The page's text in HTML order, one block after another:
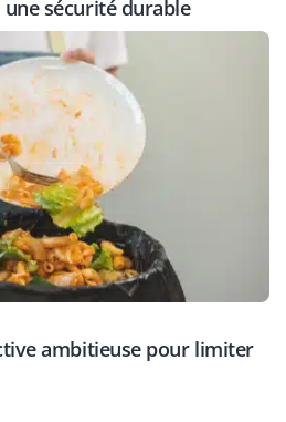
sécurité durable
ambitieuse pour limiter